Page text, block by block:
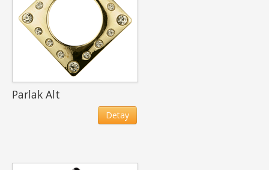
Parlak Alt
Detay